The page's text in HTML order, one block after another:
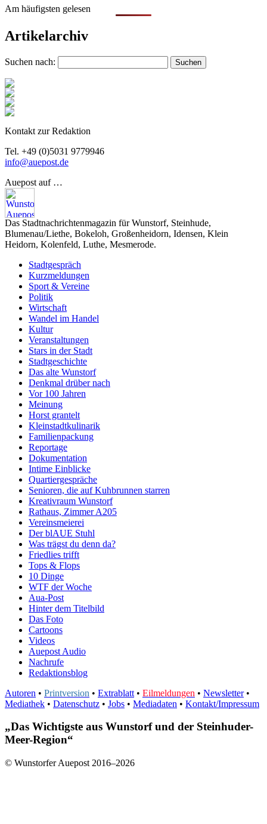
Am häufigsten gelesen
Artikelarchiv
Suchen nach:
Kontakt zur Redaktion
Tel. +49 (0)5031 9779946
info@auepost.de
Auepost auf …
Das Stadtnachrichtenmagazin für Wunstorf, Steinhude,
Blumenau/Liethe, Bokeloh, Großenheidorn, Idensen, Klein
Heidorn, Kolenfeld, Luthe, Mesmerode.
Stadtgespräch
Kurzmeldungen
Sport & Vereine
Politik
Wirtschaft
Wandel im Handel
Kultur
Veranstaltungen
Stars in der Stadt
Stadtgeschichte
Das alte Wunstorf
Denkmal drüber nach
Vor 100 Jahren
Meinung
Horst grantelt
Kleinstadtkulinarik
Familienpackung
Reportage
Dokumentation
Intime Einblicke
Quartiergespräche
Senioren, die auf Kuhbrunnen starren
Kreativraum Wunstorf
Rathaus, Zimmer A205
Vereinsmeierei
Der blAUE Stuhl
Was trägst du denn da?
Friedlies trifft
Tops & Flops
10 Dinge
WTF der Woche
Aua-Post
Hinter dem Titelbild
Das Foto
Cartoons
Videos
Auepost Audio
Nachrufe
Redaktionsblog
Autoren • Printversion • Extrablatt • Eilmeldungen • Newsletter•
Mediathek • Datenschutz • Jobs • Mediadaten • Kontakt/Impressum
„Das Wichtigste aus Wunstorf und der Steinhuder-
Meer-Region“
© Wunstorfer Auepost 2016–2026